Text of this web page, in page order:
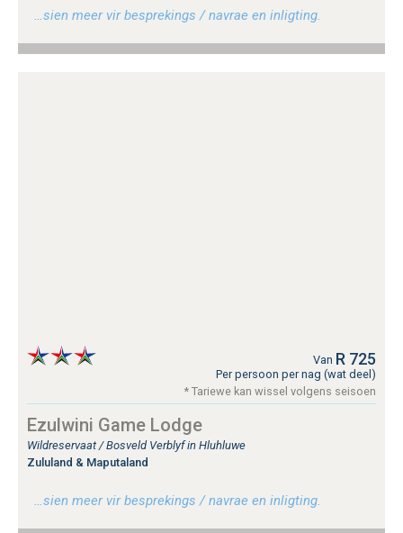
…sien meer vir besprekings / navrae en inligting.
Van R 725
Per persoon per nag (wat deel)
* Tariewe kan wissel volgens seisoen
Ezulwini Game Lodge
Wildreservaat / Bosveld Verblyf in Hluhluwe
Zululand & Maputaland
…sien meer vir besprekings / navrae en inligting.